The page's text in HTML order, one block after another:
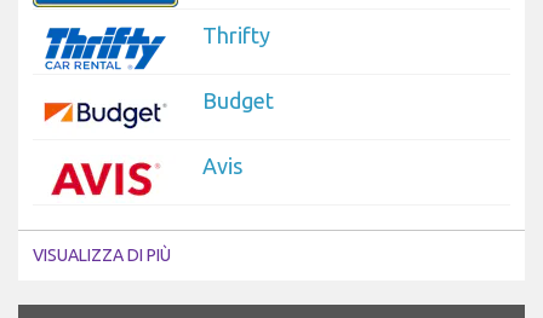
Thrifty
Budget
Avis
VISUALIZZA DI PIÙ